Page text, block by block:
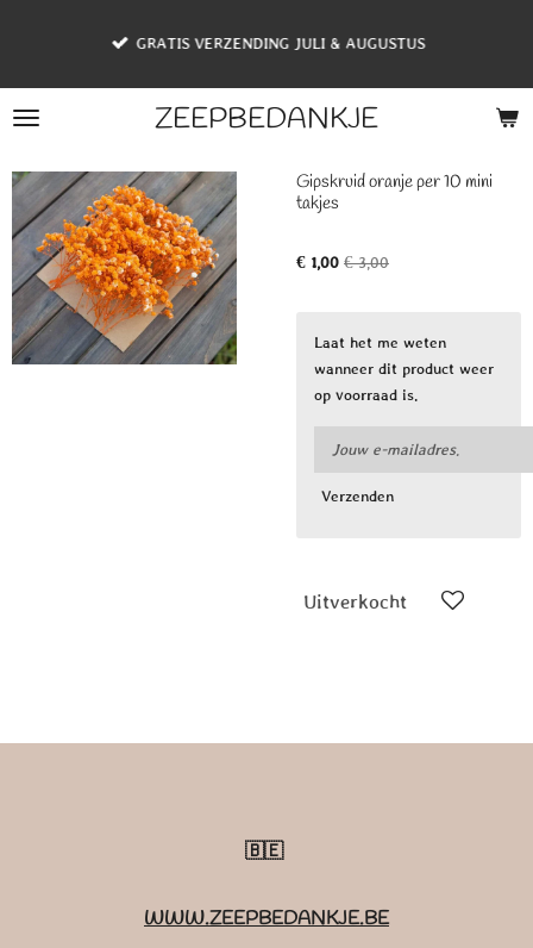
hoofdinhoud
ZEEPBEDANKJE
GRATIS VERZENDING JULI & AUGUSTUS
Gipskruid oranje per 10 mini
takjes
€ 1,00 € 3,00
Laat het me weten
wanneer dit product weer
op voorraad is.
Verzenden
Uitverkocht
🇧🇪
WWW.ZEEPBEDANKJE.BE